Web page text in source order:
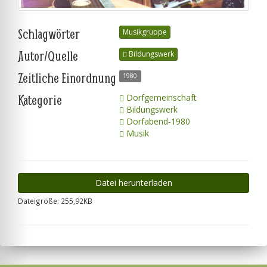
Schlagwörter Musikgruppe
Autor/Quelle Bildungswerk
Zeitliche Einordnung 1980
Kategorie
Dorfgemeinschaft
Bildungswerk
Dorfabend-1980
Musik
Datei herunterladen
Dateigröße: 255,92KB